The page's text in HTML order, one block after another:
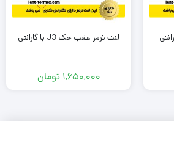
لنت ترمز عقب جک J3 با گارانتی
1,650,000 تومان